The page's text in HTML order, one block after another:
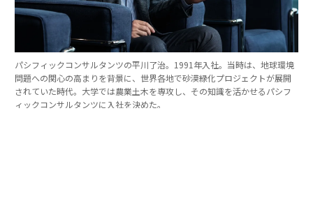
パシフィックコンサルタンツの平川了治。1991年入社。当時は、地球環境
問題への関心の高まりを背景に、世界各地で砂漠緑化プロジェクトが展開
されていた時代。大学では農業土木を専攻し、その知識を活かせるパシフ
ィックコンサルタンツに入社を決めた。